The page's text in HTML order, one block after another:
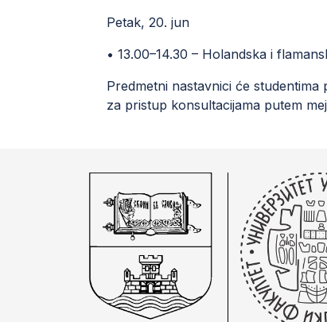
Petak, 20. jun
• 13.00–14.30 – Holandska i
Predmetni nastavnici će
za pristup konsultacijama putem